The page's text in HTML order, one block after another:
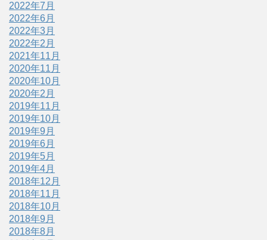
2022年7月
2022年6月
2022年3月
2022年2月
2021年11月
2020年11月
2020年10月
2020年2月
2019年11月
2019年10月
2019年9月
2019年6月
2019年5月
2019年4月
2018年12月
2018年11月
2018年10月
2018年9月
2018年8月